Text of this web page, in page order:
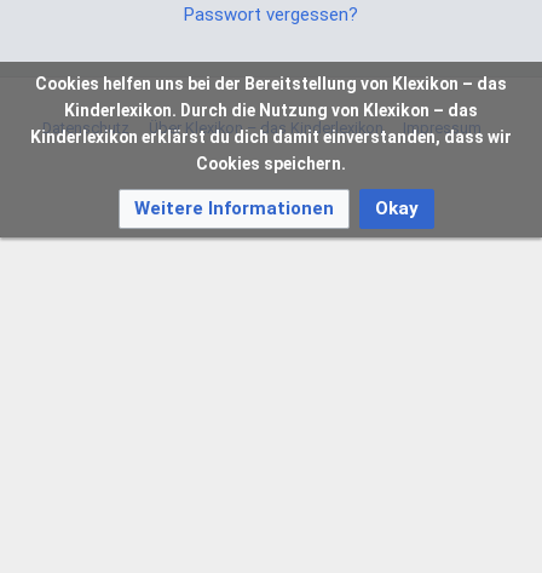
Passwort vergessen?
Datenschutz Über Klexikon – das Kinderlexikon Impressum
Cookies helfen uns bei der Bereitstellung von Klexikon – das
Kinderlexikon. Durch die Nutzung von Klexikon – das
Kinderlexikon erklärst du dich damit einverstanden, dass wir
Cookies speichern.
Weitere Informationen Okay